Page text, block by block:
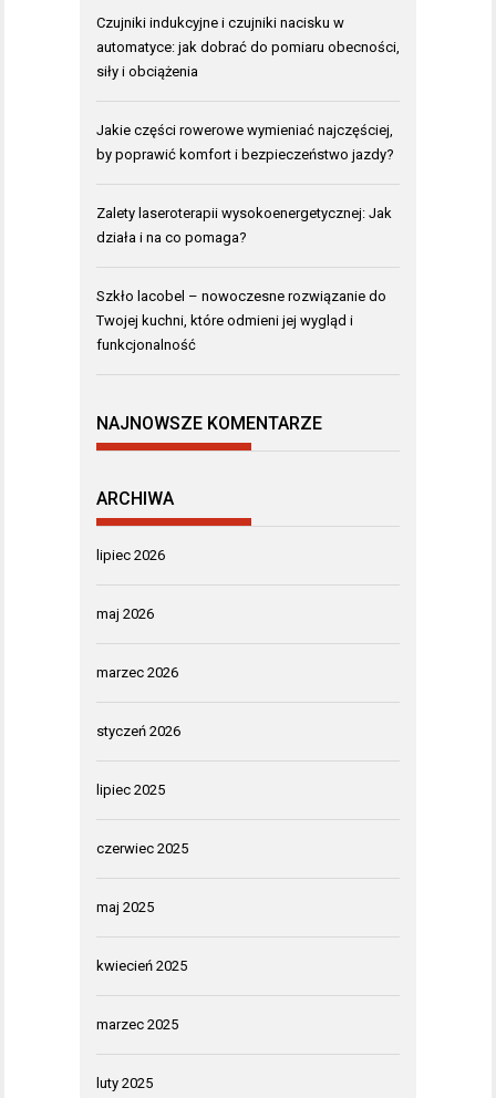
Czujniki indukcyjne i czujniki nacisku w
automatyce: jak dobrać do pomiaru obecności,
siły i obciążenia
Jakie części rowerowe wymieniać najczęściej,
by poprawić komfort i bezpieczeństwo jazdy?
Zalety laseroterapii wysokoenergetycznej: Jak
działa i na co pomaga?
Szkło lacobel – nowoczesne rozwiązanie do
Twojej kuchni, które odmieni jej wygląd i
funkcjonalność
NAJNOWSZE KOMENTARZE
ARCHIWA
lipiec 2026
maj 2026
marzec 2026
styczeń 2026
lipiec 2025
czerwiec 2025
maj 2025
kwiecień 2025
marzec 2025
luty 2025